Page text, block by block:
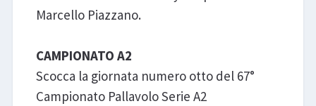
Marcello Piazzano.
CAMPIONATO A2
Scocca la giornata numero otto del 67°
Campionato Pallavolo Serie A2